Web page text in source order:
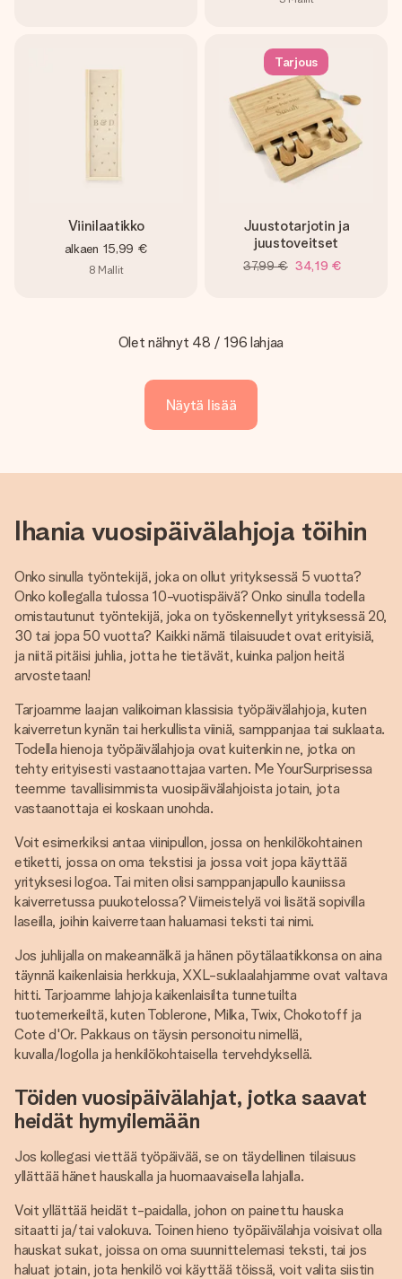
Viinilaatikko
alkaen 15,99 €
8 Mallit
Tarjous
Juustotarjotin ja
juustoveitset
37,99 € 34,19 €
Olet nähnyt 48 / 196 lahjaa
Näytä lisää
Ihania vuosipäivälahjoja töihin
Onko sinulla työntekijä, joka on ollut yrityksessä 5 vuotta?
Onko kollegalla tulossa 10-vuotispäivä? Onko sinulla todella
omistautunut työntekijä, joka on työskennellyt yrityksessä 20,
30 tai jopa 50 vuotta? Kaikki nämä tilaisuudet ovat erityisiä,
ja niitä pitäisi juhlia, jotta he tietävät, kuinka paljon heitä
arvostetaan!
Tarjoamme laajan valikoiman klassisia työpäivälahjoja, kuten
kaiverretun kynän tai herkullista viiniä, samppanjaa tai suklaata.
Todella hienoja työpäivälahjoja ovat kuitenkin ne, jotka on
tehty erityisesti vastaanottajaa varten. Me YourSurprisessa
teemme tavallisimmista vuosipäivälahjoista jotain, jota
vastaanottaja ei koskaan unohda.
Voit esimerkiksi antaa viinipullon, jossa on henkilökohtainen
etiketti, jossa on oma tekstisi ja jossa voit jopa käyttää
yrityksesi logoa. Tai miten olisi samppanjapullo kauniissa
kaiverretussa puukotelossa? Viimeistelyä voi lisätä sopivilla
laseilla, joihin kaiverretaan haluamasi teksti tai nimi.
Jos juhlijalla on makeannälkä ja hänen pöytälaatikkonsa on aina
täynnä kaikenlaisia herkkuja, XXL-suklaalahjamme ovat valtava
hitti. Tarjoamme lahjoja kaikenlaisilta tunnetuilta
tuotemerkeiltä, kuten Toblerone, Milka, Twix, Chokotoff ja
Cote d'Or. Pakkaus on täysin personoitu nimellä,
kuvalla/logolla ja henkilökohtaisella tervehdyksellä.
Töiden vuosipäivälahjat, jotka saavat
heidät hymyilemään
Jos kollegasi viettää työpäivää, se on täydellinen tilaisuus
yllättää hänet hauskalla ja huomaavaisella lahjalla.
Voit yllättää heidät t-paidalla, johon on painettu hauska
sitaatti ja/tai valokuva. Toinen hieno työpäivälahja voisivat olla
hauskat sukat, joissa on oma suunnittelemasi teksti, tai jos
haluat jotain, jota henkilö voi käyttää töissä, voit valita siistin